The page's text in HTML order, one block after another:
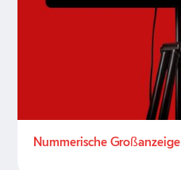
Nummerische Großanzeige